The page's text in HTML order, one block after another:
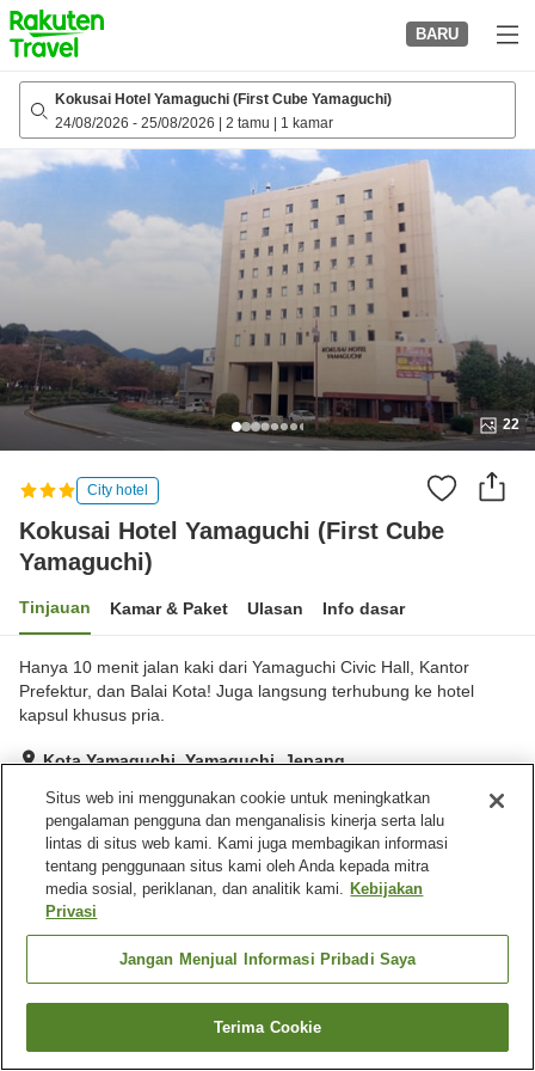
to
top
page
BARU
Kokusai Hotel Yamaguchi (First Cube Yamaguchi)
24/08/2026 - 25/08/2026 2 tamu 1 kamar
22
City hotel
Kokusai Hotel Yamaguchi (First Cube
Yamaguchi)
Tinjauan Kamar & Paket Ulasan Info dasar
Hanya 10 menit jalan kaki dari Yamaguchi Civic Hall, Kantor
Prefektur, dan Balai Kota! Juga langsung terhubung ke hotel
kapsul khusus pria.
Kota Yamaguchi, Yamaguchi, Jepang
Sangat baik Ulasan:255
Fasilitas properti
Mesin penjual otomatis
Ruang rapat
Kokusai Hotel Yamaguchi (First Cube Yamaguchi)
Cari kamar
Situs web ini menggunakan cookie untuk meningkatkan
pengalaman pengguna dan menganalisis kinerja serta lalu
lintas di situs web kami. Kami juga membagikan informasi
tentang penggunaan situs kami oleh Anda kepada mitra
media sosial, periklanan, dan analitik kami. Kebijakan
Privasi
Jangan Menjual Informasi Pribadi Saya
Terima Cookie